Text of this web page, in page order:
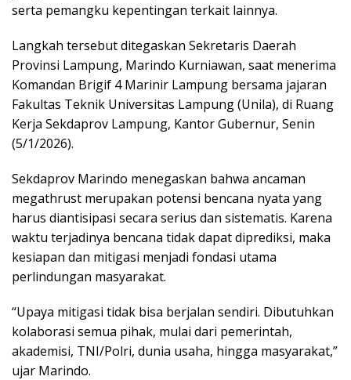
serta pemangku kepentingan terkait lainnya.
Langkah tersebut ditegaskan Sekretaris Daerah
Provinsi Lampung, Marindo Kurniawan, saat menerima
Komandan Brigif 4 Marinir Lampung bersama jajaran
Fakultas Teknik Universitas Lampung (Unila), di Ruang
Kerja Sekdaprov Lampung, Kantor Gubernur, Senin
(5/1/2026).
Sekdaprov Marindo menegaskan bahwa ancaman
megathrust merupakan potensi bencana nyata yang
harus diantisipasi secara serius dan sistematis. Karena
waktu terjadinya bencana tidak dapat diprediksi, maka
kesiapan dan mitigasi menjadi fondasi utama
perlindungan masyarakat.
“Upaya mitigasi tidak bisa berjalan sendiri. Dibutuhkan
kolaborasi semua pihak, mulai dari pemerintah,
akademisi, TNI/Polri, dunia usaha, hingga masyarakat,”
ujar Marindo.